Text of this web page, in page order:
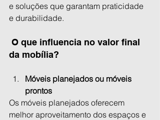
e soluções que garantam praticidade
e durabilidade.
da mobília?
Móveis planejados ou móveis
prontos
Os móveis planejados oferecem
melhor aproveitamento dos espaços e